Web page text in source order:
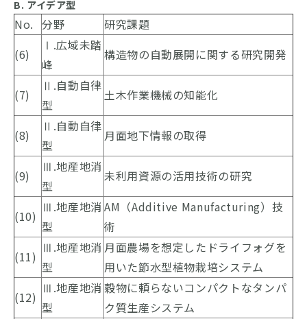
B. アイデア型
No. 分野
研究課題
(6)
Ⅰ.広域未踏
峰
構造物の自動展開に関する研究開発
(7)
Ⅱ.自動自律
型
土木作業機械の知能化
(8)
Ⅱ.自動自律
型
月面地下情報の取得
(9)
Ⅲ.地産地消
型
未利用資源の活用技術の研究
(10)
Ⅲ.地産地消
型
AM（Additive Manufacturing）技
術
(11)
Ⅲ.地産地消
型
月面農場を想定したドライフォグを
用いた節水型植物栽培システム
(12)
Ⅲ.地産地消
型
穀物に頼らないコンパクトなタンパ
ク質生産システム